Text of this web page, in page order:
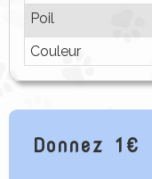
Poil
Couleur
Donnez 1€